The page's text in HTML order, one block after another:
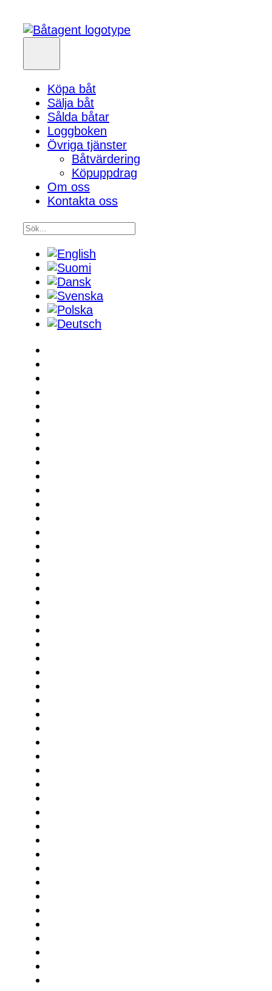
Köpa båt
Sälja båt
Sålda båtar
Loggboken
Övriga tjänster
Båtvärdering
Köpuppdrag
Om oss
Kontakta oss